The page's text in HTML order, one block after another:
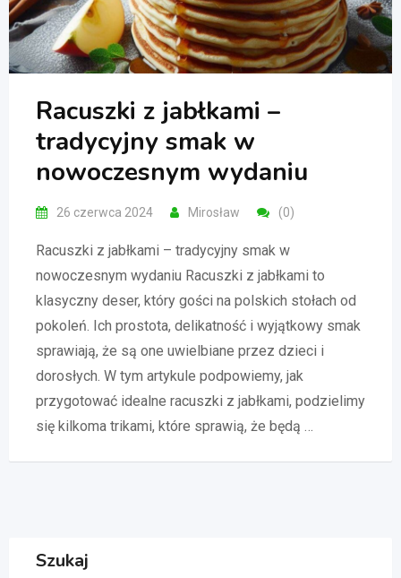
Racuszki z jabłkami –
tradycyjny smak w
nowoczesnym wydaniu
26 czerwca 2024 Mirosław (0)
Racuszki z jabłkami – tradycyjny smak w
nowoczesnym wydaniu Racuszki z jabłkami to
klasyczny deser, który gości na polskich stołach od
pokoleń. Ich prostota, delikatność i wyjątkowy smak
sprawiają, że są one uwielbiane przez dzieci i
dorosłych. W tym artykule podpowiemy, jak
przygotować idealne racuszki z jabłkami, podzielimy
się kilkoma trikami, które sprawią, że będą …
Szukaj